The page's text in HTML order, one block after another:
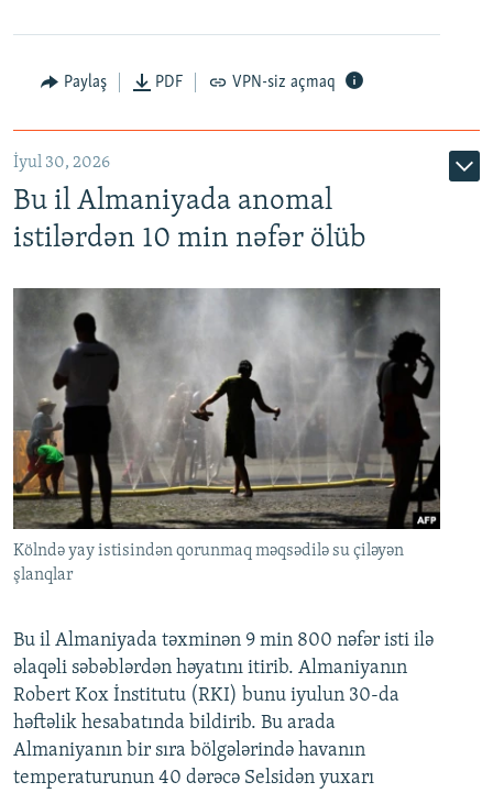
Paylaş PDF VPN-siz açmaq
İyul 30, 2026
Bu il Almaniyada anomal
istilərdən 10 min nəfər ölüb
Kölndə yay istisindən qorunmaq məqsədilə su çiləyən
şlanqlar
Bu il Almaniyada təxminən 9 min 800 nəfər isti ilə
əlaqəli səbəblərdən həyatını itirib. Almaniyanın
Robert Kox İnstitutu (RKI) bunu iyulun 30-da
həftəlik hesabatında bildirib. Bu arada
Almaniyanın bir sıra bölgələrində havanın
temperaturunun 40 dərəcə Selsidən yuxarı